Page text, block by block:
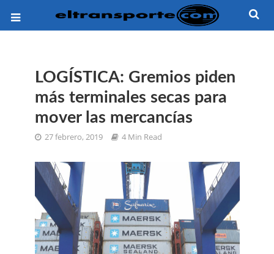
LOGÍSTICA: Gremios piden
más terminales secas para
mover las mercancías
27 febrero, 2019 4 Min Read